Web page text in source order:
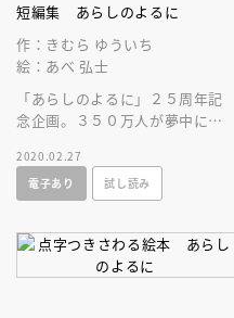
短編集 あらしのよるに
作：きむら ゆういち
絵：あべ 弘士
「あらしのよるに」２５周年記
念企画。３５０万人が夢中にな
ズの特別編＆サイドストーリー
５冊を収録。
2020.02.27
電子あり
試し読み